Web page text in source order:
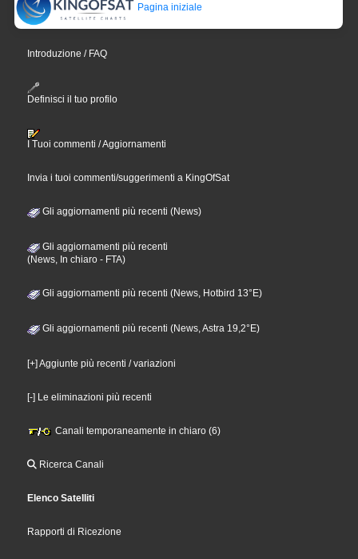
Pagina iniziale
Introduzione / FAQ
Definisci il tuo profilo
I Tuoi commenti / Aggiornamenti
Invia i tuoi commenti/suggerimenti a KingOfSat
Gli aggiornamenti più recenti (News)
Gli aggiornamenti più recenti
(News, In chiaro - FTA)
Gli aggiornamenti più recenti (News, Hotbird 13°E)
Gli aggiornamenti più recenti (News, Astra 19,2°E)
[+] Aggiunte più recenti / variazioni
[-] Le eliminazioni più recenti
Canali temporaneamente in chiaro (6)
Ricerca Canali
Elenco Satelliti
Rapporti di Ricezione